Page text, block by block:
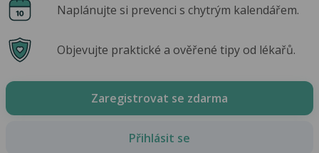
Naplánujte si prevenci s chytrým kalendářem.
Objevujte praktické a ověřené tipy od lékařů.
Zaregistrovat se zdarma
Přihlásit se